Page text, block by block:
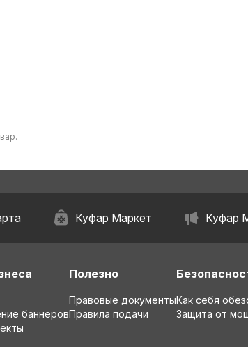
Куфар Маркет Куфар
баннеров
Полезно
Правовые документы
Правила подачи
Как себя
Защита от